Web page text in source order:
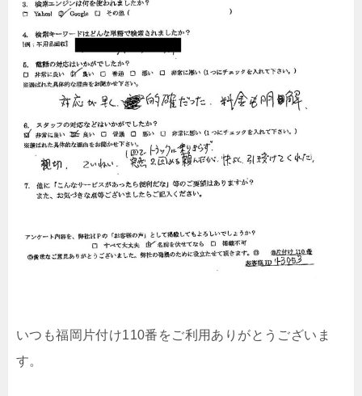
いつも福岡片付け110番をご利用ありがとうございま
す。